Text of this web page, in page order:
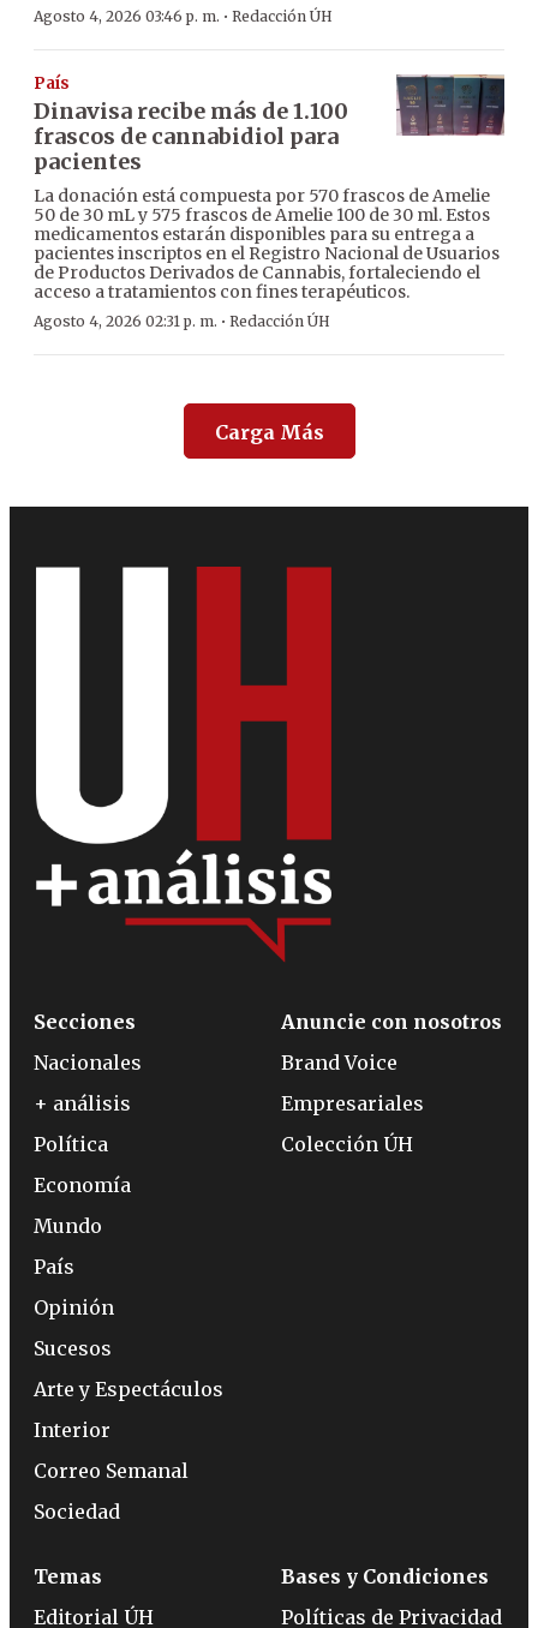
Agosto 4, 2026 03:46 p. m. · Redacción ÚH
País
Dinavisa recibe más de 1.100
frascos de cannabidiol para
pacientes
La donación está compuesta por 570 frascos de Amelie
50 de 30 mL y 575 frascos de Amelie 100 de 30 ml. Estos
medicamentos estarán disponibles para su entrega a
pacientes inscriptos en el Registro Nacional de Usuarios
de Productos Derivados de Cannabis, fortaleciendo el
acceso a tratamientos con fines terapéuticos.
Agosto 4, 2026 02:31 p. m. · Redacción ÚH
Carga Más
Secciones
Nacionales
+ análisis
Política
Economía
Mundo
País
Opinión
Sucesos
Arte y Espectáculos
Interior
Correo Semanal
Sociedad
Anuncie con nosotros
Brand Voice
Empresariales
Colección ÚH
Temas
Editorial ÚH
Bases y Condiciones
Políticas de Privacidad